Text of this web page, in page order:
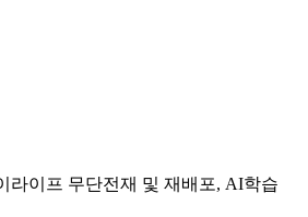
이프 무단전재 및 재배포, AI학습